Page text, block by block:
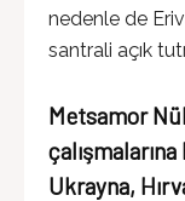
nedenle de
santrali açık
Metsamor
Ukrayna,